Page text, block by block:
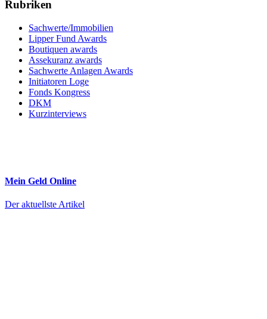
Rubriken
Sachwerte/Immobilien
Lipper Fund Awards
Boutiquen awards
Assekuranz awards
Sachwerte Anlagen Awards
Initiatoren Loge
Fonds Kongress
DKM
Kurzinterviews
Mein Geld Online
Der aktuellste Artikel